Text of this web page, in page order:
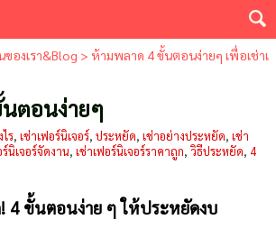
ของเรา&Blog > ห้ามพลาด 4 ขั้นตอนง่ายๆ เพื่อเช่าเ
ตอนง่ายๆ
ร, เช่าเฟอร์นิเจอร์, ประหยัด, เช่าอย่างประหยัด, เช่า
ร์นิเจอร์จัดงาน, เช่าเฟอร์นิเจอร์ราคาถูก, วิธีประหยัด, 4
4 ขั้นตอนง่าย ๆ ให้ประหยัดงบ